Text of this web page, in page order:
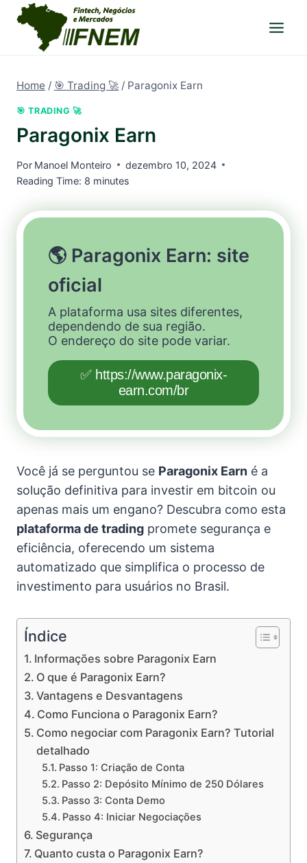
Pular
para
Home / 🎯 Trading 🚀 / Paragonix Earn
🎯 TRADING 🚀
Paragonix Earn
Por Manoel Monteiro
dezembro 10, 2024
Reading Time: 8 minutes
🌎 Paragonix Earn: site
oficial
A plataforma usa sites diferentes,
dependendo de sua região.
O endereço do site pode variar.
✅ https://www.paragonix-
earn.com/br
Você já se perguntou se Paragonix Earn é a
solução definitiva para investir em bitcoin ou
apenas mais um engano? Descubra como esta
plataforma de trading promete segurança e
eficiência, oferecendo um sistema
automatizado que simplifica o processo de
investimento para usuários no Brasil.
Índice
Informações sobre Paragonix Earn
O que é Paragonix Earn?
Vantagens e Desvantagens
Como Funciona o Paragonix Earn?
Como negociar com Paragonix Earn? Tutorial
detalhado
Passo 1: Criação de Conta
Passo 2: Depósito Mínimo de 250 Dólares
Passo 3: Conta Demo
Passo 4: Iniciar Negociações
Segurança
Quanto custa o Paragonix Earn?